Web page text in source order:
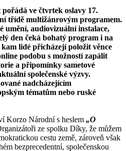
ve čtvrtek oslavy 17.
třídě multižánrovým programem.
umění, audiovizuální instalace,
den čeká bohatý program i na
lidé přicházejí položit věnce
podobu s možností zapálit
a připomínky sametové
společenské výzvy.
nadcházejícím
tématům nebo ruské
Korzo Národní s heslem „O
ze spolku Díky, že můžem
cestu země, zároveň však
bezprecedentní, společenskou